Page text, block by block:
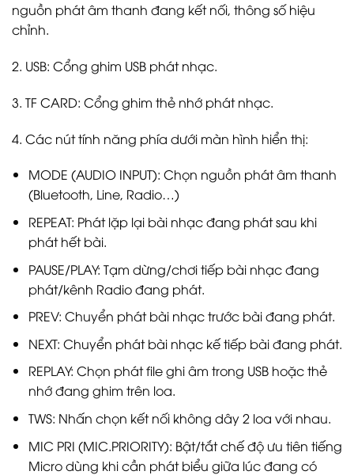
nguồn phát âm thanh đang kết nối, thông số hiệu
chỉnh.
2. USB: Cổng ghim USB phát nhạc.
3. TF CARD: Cổng ghim thẻ nhớ phát nhạc.
4. Các nút tính năng phía dưới màn hình hiển thị:
MODE (AUDIO INPUT): Chọn nguồn phát âm thanh
(Bluetooth, Line, Radio…)
REPEAT: Phát lặp lại bài nhạc đang phát sau khi
phát hết bài.
PAUSE/PLAY: Tạm dừng/chơi tiếp bài nhạc đang
phát/kênh Radio đang phát.
PREV: Chuyển phát bài nhạc trước bài đang phát.
NEXT: Chuyển phát bài nhạc kế tiếp bài đang phát.
REPLAY: Chọn phát file ghi âm trong USB hoặc thẻ
nhớ đang ghim trên loa.
TWS: Nhấn chọn kết nối không dây 2 loa với nhau.
MIC PRI (MIC.PRIORITY): Bật/tắt chế độ ưu tiên tiếng
Micro dùng khi cần phát biểu giữa lúc đang có